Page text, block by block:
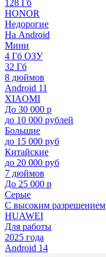
128 Гб
HONOR
Недорогие
На Android
Мини
4 Гб ОЗУ
32 Гб
8 дюймов
Android 11
XIAOMI
До 30 000 р
до 10 000 рублей
Большие
до 15 000 руб
Китайские
до 20 000 руб
7 дюймов
До 25 000 р
Серые
С высоким разрешением
HUAWEI
Для работы
2025 года
Android 14